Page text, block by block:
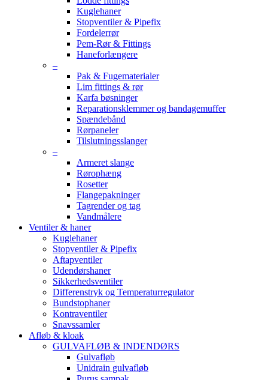
Kuglehaner
Stopventiler & Pipefix
Fordelerrør
Pem-Rør & Fittings
Haneforlængere
–
Pak & Fugematerialer
Lim fittings & rør
Karfa bøsninger
Reparationsklemmer og bandagemuffer
Spændebånd
Rørpaneler
Tilslutningsslanger
–
Armeret slange
Rørophæng
Rosetter
Flangepakninger
Tagrender og tag
Vandmålere
Ventiler & haner
Kuglehaner
Stopventiler & Pipefix
Aftapventiler
Udendørshaner
Sikkerhedsventiler
Differenstryk og Temperaturregulator
Bundstophaner
Kontraventiler
Snavssamler
Afløb & kloak
GULVAFLØB & INDENDØRS
Gulvafløb
Unidrain gulvafløb